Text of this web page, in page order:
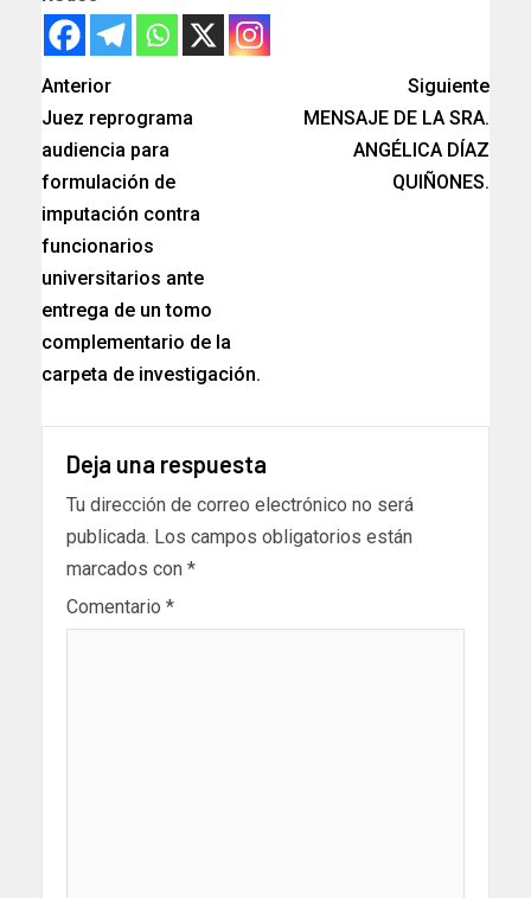
Anterior
Juez reprograma
audiencia para
formulación de
imputación contra
funcionarios
universitarios ante
entrega de un tomo
complementario de la
carpeta de investigación.
Siguiente
MENSAJE DE LA SRA.
ANGÉLICA DÍAZ
QUIÑONES.
Deja una respuesta
Tu dirección de correo electrónico no será
publicada. Los campos obligatorios están
marcados con *
Comentario *